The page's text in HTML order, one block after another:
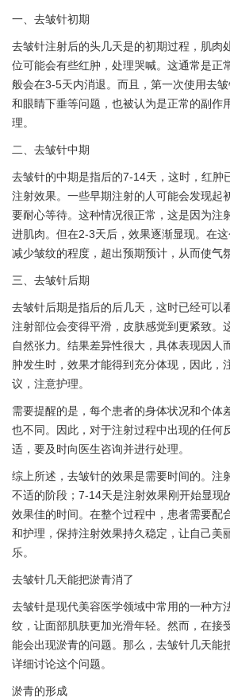
一、去皱针初期
去皱针注射后的头几天是的初期过程，肌肉
位可能会有些红肿，处理哭喊。这通常是正
般会在3-5天内消退。而且，第一次使用去
和眼睛下垂等问题，也被认为是正常的副作
理。
二、去皱针中期
去皱针的中期是指后的7-14天，这时，红肿
注射效果。一些早期注射的人可能会发现起
要耐心等待。这种情况很正常，这是因为注
进肌肉。但在2-3天后，效果逐渐显现。在
减少皱纹的程度，超出预期预计，从而使气
三、去皱针后期
去皱针后期是指后的后几天，这时已经可以
注射部位会变得平滑，皮肤感觉到更紧致。
自然张力。结果差异性很大，具体表现因人
肿发生时，效果才能得到充分体现，因此，
议，注意护理。
需要提醒的是，每个患者的身体状况和个体
也不同。因此，对于注射过程中出现的任何
适，要及时向医生咨询并进行处理。
综上所述，去皱针的效果是需要时间的。注
不适的阶段；7-14天是注射效果刚开始显现
效果佳的时间。在整个过程中，患者需要配
和护理，保持注射效果持久稳定，让自己美
乐。
去皱针几天能把淤青消了
去皱针是现代美容医学领域中常用的一种方
纹，让面部肌肤更加光滑年轻。然而，在接
能会出现淤青的问题。那么，去皱针几天能
详细讨论这个问题。
淤青的形成